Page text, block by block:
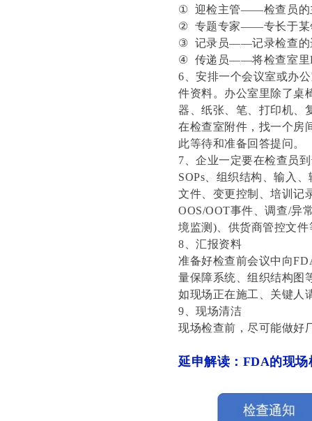
①
迎检主管——检查员的
②
专题专家——专长于某
③
记录员——记录检查的
④
传递员——将检查室里
6、安排一个会议室或办
件资料。办公室里除了桌
器、纸张、笔、打印机、
在检查室附件，找一个房
此等待和准备回答提问。
7、企业一定要在检查员
SOPs、组织结构、输入
文件、变更控制、培训记
OOS/OOT事件、调查/异
境监测)、供货商管控文件
8、汇报资料
准备好检查前会议中向
量保障系统、组织结构图
如现场正在施工、关键人
9、现场清洁
现场检查前，尽可能做好
延申解读： FDA的现场